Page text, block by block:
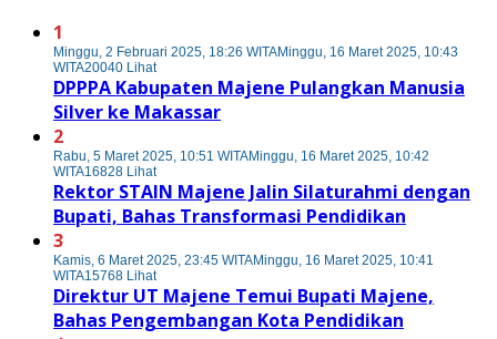
1
Minggu, 2 Februari 2025, 18:26 WITAMinggu, 16 Maret 2025, 10:43
WITA20040 Lihat
DPPPA Kabupaten Majene Pulangkan Manusia
Silver ke Makassar
2
Rabu, 5 Maret 2025, 10:51 WITAMinggu, 16 Maret 2025, 10:42
WITA16828 Lihat
Rektor STAIN Majene Jalin Silaturahmi dengan
Bupati, Bahas Transformasi Pendidikan
3
Kamis, 6 Maret 2025, 23:45 WITAMinggu, 16 Maret 2025, 10:41
WITA15768 Lihat
Direktur UT Majene Temui Bupati Majene,
Bahas Pengembangan Kota Pendidikan